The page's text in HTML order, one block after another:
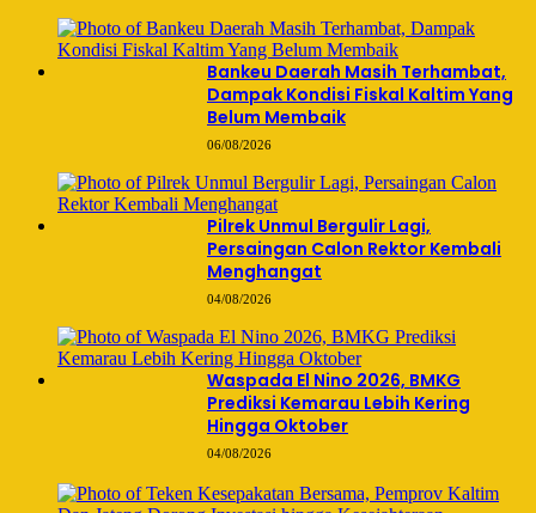
Bankeu Daerah Masih Terhambat,
Dampak Kondisi Fiskal Kaltim Yang
Belum Membaik
06/08/2026
Pilrek Unmul Bergulir Lagi,
Persaingan Calon Rektor Kembali
Menghangat
04/08/2026
Waspada El Nino 2026, BMKG
Prediksi Kemarau Lebih Kering
Hingga Oktober
04/08/2026